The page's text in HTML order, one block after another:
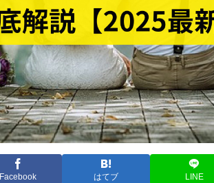
Facebook はてブ LINE